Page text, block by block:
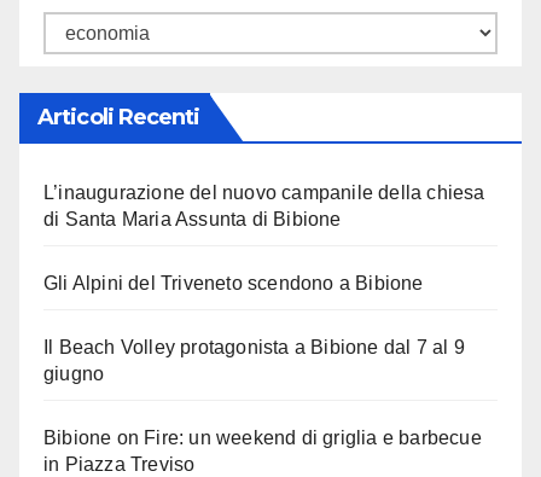
Categorie
Articoli Recenti
L’inaugurazione del nuovo campanile della chiesa
di Santa Maria Assunta di Bibione
Gli Alpini del Triveneto scendono a Bibione
Il Beach Volley protagonista a Bibione dal 7 al 9
giugno
Bibione on Fire: un weekend di griglia e barbecue
in Piazza Treviso